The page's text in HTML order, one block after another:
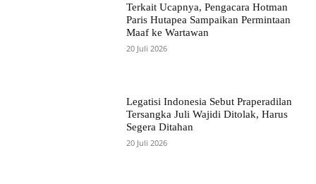
Terkait Ucapnya, Pengacara Hotman
Paris Hutapea Sampaikan Permintaan
Maaf ke Wartawan
20 Juli 2026
Legatisi Indonesia Sebut Praperadilan
Tersangka Juli Wajidi Ditolak, Harus
Segera Ditahan
20 Juli 2026